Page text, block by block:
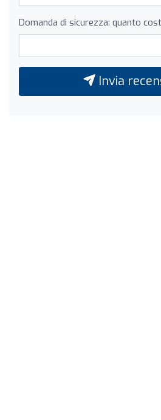
Domanda di sicurezza: quanto
Invia